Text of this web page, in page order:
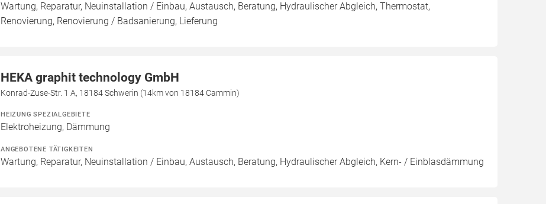
Wartung, Reparatur, Neuinstallation / Einbau, Austausch, Beratung, Hydraulischer Abgleich, Thermostat,
Renovierung, Renovierung / Badsanierung, Lieferung
HEKA graphit technology GmbH
Konrad-Zuse-Str. 1 A, 18184 Schwerin (14km von 18184 Cammin)
HEIZUNG SPEZIALGEBIETE
Elektroheizung, Dämmung
ANGEBOTENE TÄTIGKEITEN
Wartung, Reparatur, Neuinstallation / Einbau, Austausch, Beratung, Hydraulischer Abgleich, Kern- / Einblasdämmung